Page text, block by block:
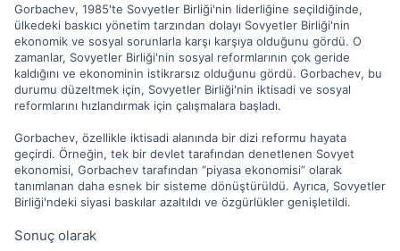
Gorbachev, 1985'te Sovyetler Birliği'nin liderliğine seçildiğinde,
ülkedeki baskıcı yönetim tarzından dolayı Sovyetler Birliği'nin
ekonomik ve sosyal sorunlarla karşı karşıya olduğunu gördü. O
zamanlar, Sovyetler Birliği'nin sosyal reformlarının çok geride
kaldığını ve ekonominin istikrarsız olduğunu gördü. Gorbachev, bu
durumu düzeltmek için, Sovyetler Birliği'nin iktisadi ve sosyal
reformlarını hızlandırmak için çalışmalara başladı.
Gorbachev, özellikle iktisadi alanında bir dizi reformu hayata
geçirdi. Örneğin, tek bir devlet tarafından denetlenen Sovyet
ekonomisi, Gorbachev tarafından “piyasa ekonomisi” olarak
tanımlanan daha esnek bir sisteme dönüştürüldü. Ayrıca, Sovyetler
Birliği'ndeki siyasi baskılar azaltıldı ve özgürlükler genişletildi.
Sonuç olarak